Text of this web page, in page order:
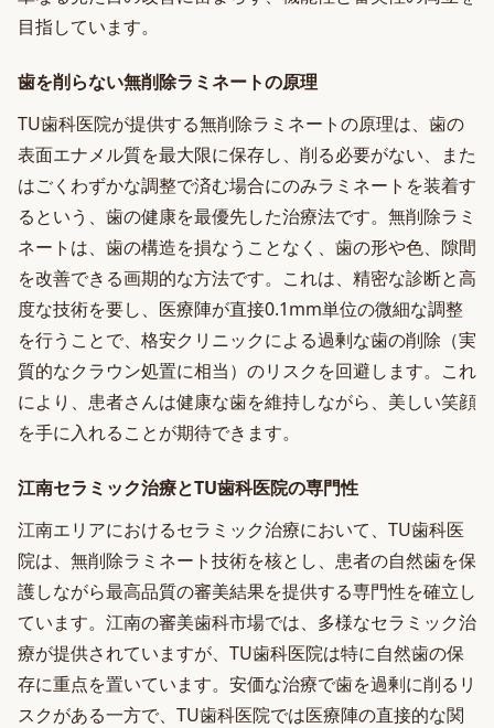
目指しています。
歯を削らない無削除ラミネートの原理
TU歯科医院が提供する無削除ラミネートの原理は、歯の
表面エナメル質を最大限に保存し、削る必要がない、また
はごくわずかな調整で済む場合にのみラミネートを装着す
るという、歯の健康を最優先した治療法です。無削除ラミ
ネートは、歯の構造を損なうことなく、歯の形や色、隙間
を改善できる画期的な方法です。これは、精密な診断と高
度な技術を要し、医療陣が直接0.1mm単位の微細な調整
を行うことで、格安クリニックによる過剰な歯の削除（実
質的なクラウン処置に相当）のリスクを回避します。これ
により、患者さんは健康な歯を維持しながら、美しい笑顔
を手に入れることが期待できます。
江南セラミック治療とTU歯科医院の専門性
江南エリアにおけるセラミック治療において、TU歯科医
院は、無削除ラミネート技術を核とし、患者の自然歯を保
護しながら最高品質の審美結果を提供する専門性を確立し
ています。江南の審美歯科市場では、多様なセラミック治
療が提供されていますが、TU歯科医院は特に自然歯の保
存に重点を置いています。安価な治療で歯を過剰に削るリ
スクがある一方で、TU歯科医院では医療陣の直接的な関